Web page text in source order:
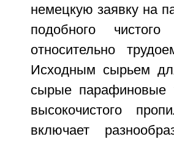
немецкую заявку на
подобного
относительно
Исходным сырьем
сырые парафиновые
высокочистого
включает